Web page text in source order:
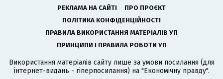
РЕКЛАМА НА САЙТІ
ПРО ПРОЄКТ
ПОЛІТИКА КОНФІДЕНЦІЙНОСТІ
ПРАВИЛА ВИКОРИСТАННЯ МАТЕРІАЛІВ УП
ПРИНЦИПИ І ПРАВИЛА РОБОТИ УП
Використання матеріалів сайту лише за умови посилання (для
інтернет-видань - гіперпосилання) на "Економічну правду".